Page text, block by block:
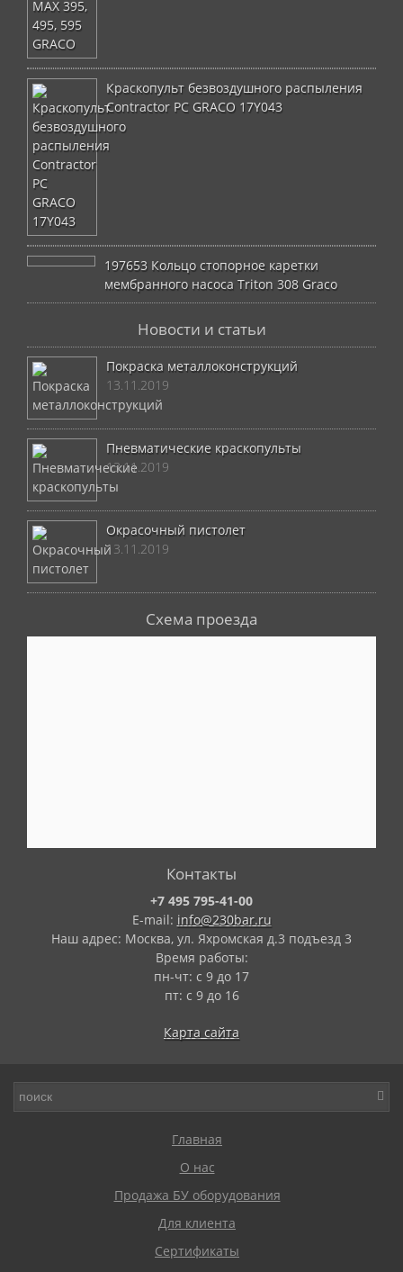
Краскопульт безвоздушного распыления
Contractor PC GRACO 17Y043
197653 Кольцо стопорное каретки
мембранного насоса Triton 308 Graco
Новости и статьи
Покраска металлоконструкций
13.11.2019
Пневматические краскопульты
13.11.2019
Окрасочный пистолет
13.11.2019
Схема проезда
Контакты
+7 495 795-41-00
E-mail: info@230bar.ru
Наш адрес: Москва, ул. Яхромская д.3 подъезд 3
Время работы:
пн-чт: с 9 до 17
пт: с 9 до 16
Карта сайта
Главная
О нас
Продажа БУ оборудования
Для клиента
Сертификаты